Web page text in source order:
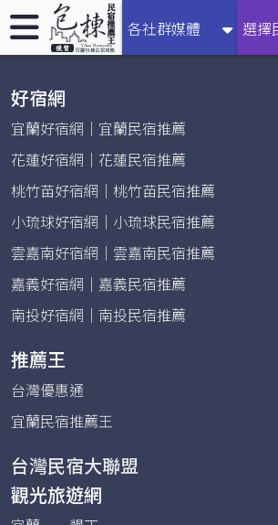
各社群媒體 選擇
【2026宜蘭民宿推薦王】收錄礁溪、南
民宿
好宿網
宜蘭好宿網｜宜蘭民宿推薦
花蓮好宿網｜花蓮民宿推薦
桃竹苗好宿網｜桃竹苗民宿推薦
小琉球好宿網｜小琉球民宿推薦
雲嘉南好宿網｜雲嘉南民宿推薦
嘉義好宿網｜嘉義民宿推薦
南投好宿網｜南投民宿推薦
推薦王
台灣優惠通
宜蘭民宿推薦王
台灣民宿大聯盟
觀光旅遊網